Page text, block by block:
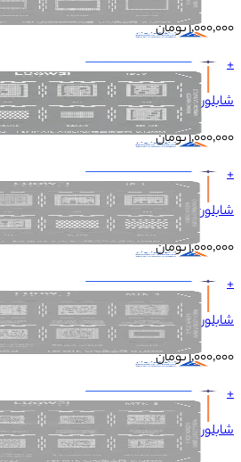
۱٬۰۰۰٬۰۰۰تومان
+
شابلون LUOWEI IP-2 A15/A18 CPU
۱٬۰۰۰٬۰۰۰تومان
+
شابلون LUOWEI IP-1 A9/A14 CPU
۱٬۰۰۰٬۰۰۰تومان
+
شابلون LUOWEI MTK-4 CPU
۱٬۰۰۰٬۰۰۰تومان
+
شابلون LUOWEI MTK-3 CPU